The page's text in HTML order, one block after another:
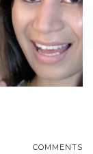
COMMENTS